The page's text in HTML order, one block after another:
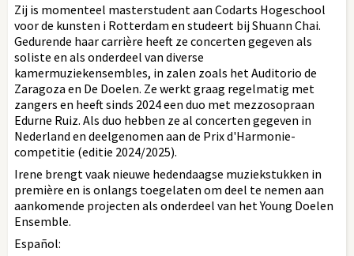
Zij is momenteel masterstudent aan Codarts Hogeschool
voor de kunsten i Rotterdam en studeert bij Shuann Chai.
Gedurende haar carrière heeft ze concerten gegeven als
soliste en als onderdeel van diverse
kamermuziekensembles, in zalen zoals het Auditorio de
Zaragoza en De Doelen. Ze werkt graag regelmatig met
zangers en heeft sinds 2024 een duo met mezzosopraan
Edurne Ruiz. Als duo hebben ze al concerten gegeven in
Nederland en deelgenomen aan de Prix d'Harmonie-
competitie (editie 2024/2025).
Irene brengt vaak nieuwe hedendaagse muziekstukken in
première en is onlangs toegelaten om deel te nemen aan
aankomende projecten als onderdeel van het Young Doelen
Ensemble.
Español: